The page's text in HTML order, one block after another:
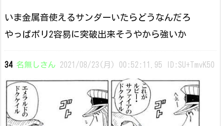
いま金属音使えるサンダーいたらどうなんだろ
やっぱポリ2容易に突破出来そうやから強いか
34 名無しさん 2021/08/23(月) 00:52:11.95 ID:SU+TmvK50